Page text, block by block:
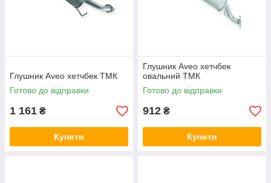
Глушник Aveo хетчбек ТМК
Готово до відправки
1 161 ₴
Купити
Глушник Aveo хетчбек
овальний ТМК
Готово до відправки
912 ₴
Купити